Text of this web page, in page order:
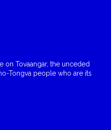
on Tovaangar, the unceded
Tongva people who are its